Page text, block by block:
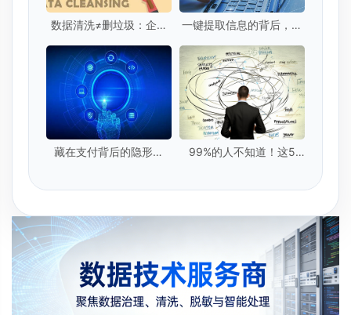
数据清洗≠删垃圾：企业
准是什么？
一键提取信息的背后，你
藏在支付背后的隐形卫
99%的人不知道！这5